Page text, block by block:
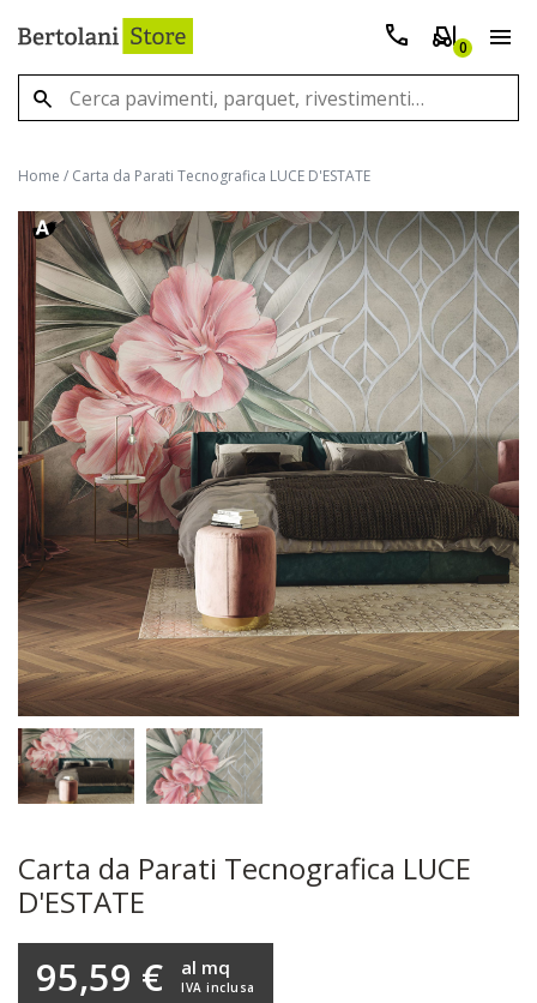
0
Home / Carta da Parati Tecnografica LUCE D'ESTATE
Carta da Parati Tecnografica LUCE
D'ESTATE
95,59 € IVA inclusa
al mq